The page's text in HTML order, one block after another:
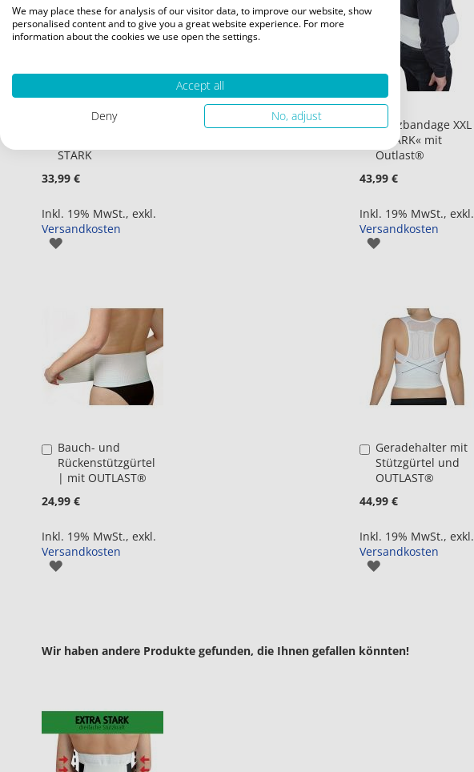
Nierenwärmer mit
STARK
33,99 €
Inkl. 19% MwSt., exkl.
Versandkosten
Warenkorb
ZUR
Stützbandage XXL
»STARK« mit
Outlast®
43,99 €
Inkl. 19% MwSt., exkl.
Versandkosten
in
Warenkorb
ZUR
Bauch- und
Rückenstützgürtel
| mit OUTLAST®
24,99 €
Inkl. 19% MwSt., exkl.
Versandkosten
in
den
Warenkorb
ZUR
Geradehalter mit
Stützgürtel und
OUTLAST®
44,99 €
Inkl. 19% MwSt., exkl.
Versandkosten
in
den
Warenkorb
ZUR
Wir haben andere Produkte gefunden, die Ihnen gefallen könnten!
We may place these for analysis of our visitor data, to improve our website, show
personalised content and to give you a great website experience. For more
information about the cookies we use open the settings.
Accept all
Deny
No, adjust